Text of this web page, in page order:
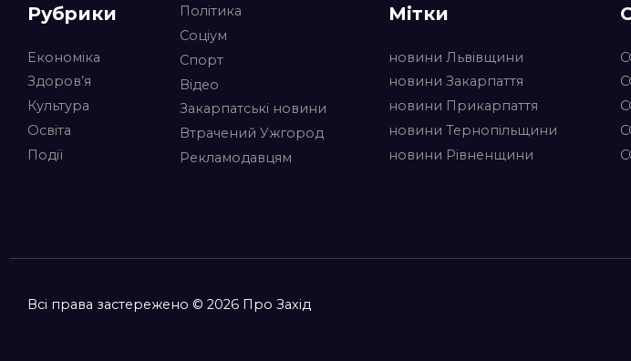
Рубрики
Економіка
Здоров’я
Культура
Освіта
Події
Політика
Соціум
Спорт
Відео
Закарпатські новини
Втрачений Ужгород
Рекламодавцям
Мітки
новини Львівщини
новини Закарпаття
новини Прикарпаття
новини Тернопільщини
новини Рівненщини
Всі права застережено © 2026 Про Захід